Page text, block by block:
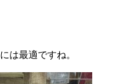
は最適ですね。